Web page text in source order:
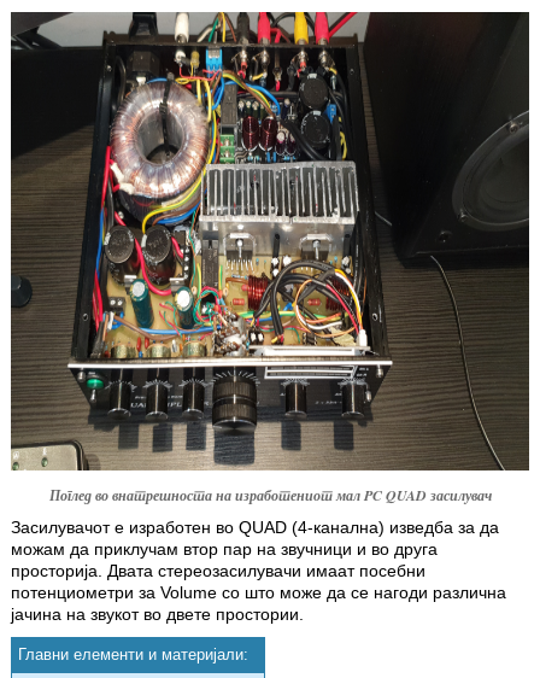
Поглед во внатрешноста на изработениот мал PC QUAD засилувач
Засилувачот е изработен во QUAD (4-канална) изведба за да
можам да приклучам втор пар на звучници и во друга
просторија. Двата стереозасилувачи имаат посебни
потенциометри за Volume со што може да се нагоди различна
јачина на звукот во двете простории.
Главни елементи и материјали: